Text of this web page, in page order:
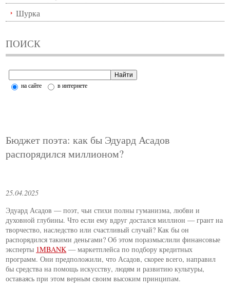
Шурка
ПОИСК
на сайте в интернете
Бюджет поэта: как бы Эдуард Асадов
распорядился миллионом?
25.04.2025
Эдуард Асадов — поэт, чьи стихи полны гуманизма, любви и
духовной глубины. Что если ему вдруг достался миллион — грант на
творчество, наследство или счастливый случай? Как бы он
распорядился такими деньгами? Об этом поразмыслили финансовые
эксперты 1MBANK — маркетплейса по подбору кредитных
программ. Они предположили, что Асадов, скорее всего, направил
бы средства на помощь искусству, людям и развитию культуры,
оставаясь при этом верным своим высоким принципам.